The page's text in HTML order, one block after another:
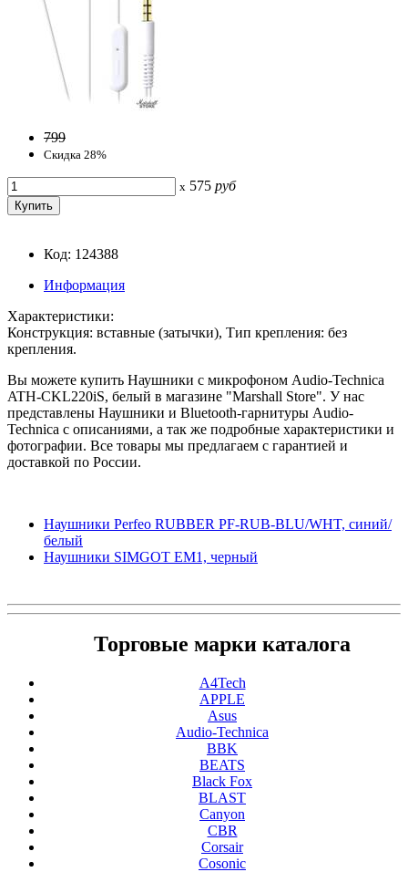
799
Скидка 28%
x 575 руб
Код: 124388
Информация
Характеристики:
Конструкция: вставные (затычки), Тип крепления: без
крепления.
Вы можете купить Наушники с микрофоном Audio-Technica
ATH-CKL220iS, белый в магазине "Marshall Store". У нас
представлены Наушники и Bluetooth-гарнитуры Audio-
Technica с описаниями, а так же подробные характеристики и
фотографии. Все товары мы предлагаем с гарантией и
доставкой по России.
Наушники Perfeo RUBBER PF-RUB-BLU/WHT, синий/
белый
Наушники SIMGOT EM1, черный
Торговые марки каталога
A4Tech
APPLE
Asus
Audio-Technica
BBK
BEATS
Black Fox
BLAST
Canyon
CBR
Corsair
Cosonic